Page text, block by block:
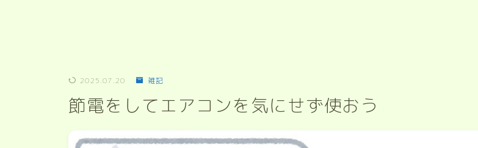
2025.07.20 雑記
節電をしてエアコンを気にせず使おう